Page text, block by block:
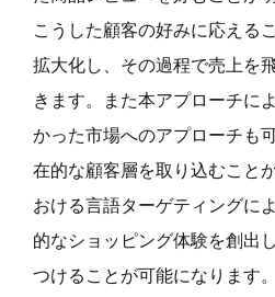
こうした顧客の好みに応える
拡大化し、その過程で売上を
きます。また本アプローチに
かった市場へのアプローチも
在的な顧客層を取り込むこと
おける言語ターゲティングに
的なショッピング体験を創出
つけることが可能になります